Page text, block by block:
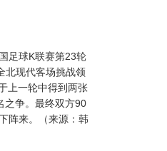
球K联赛第23轮
北现代客场挑战领
上一轮中得到两张
之争。最终双方90
阵来。（来源：韩